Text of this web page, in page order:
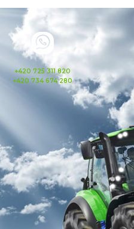
+420 725 311 820
+420 734 674 280